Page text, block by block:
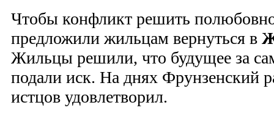
Чтобы конфликт решить
предложили жильцам вернуться в
Жильцы решили, что будущее за
подали иск. На днях Фрунзенский
истцов удовлетворил.